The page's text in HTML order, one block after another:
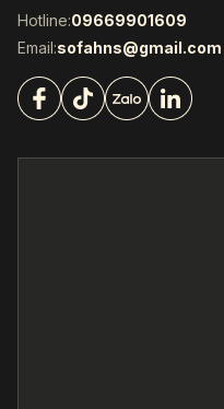
Hotline:09669901609
Email:sofahns@gmail.com